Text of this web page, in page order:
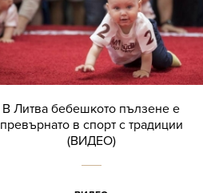
В Литва бебешкото пълзене е
превърнато в спорт с традиции
(ВИДЕО)